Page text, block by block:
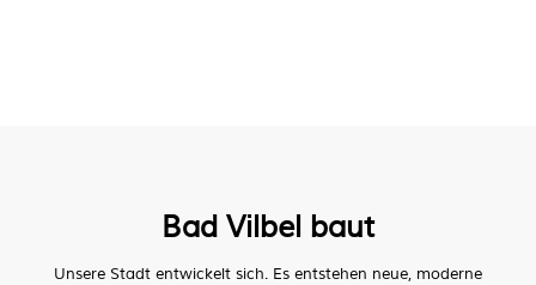
Bad Vilbel baut
Unsere Stadt entwickelt sich. Es entstehen neue, moderne